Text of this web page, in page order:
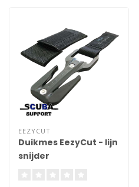
EEZYCUT
Duikmes EezyCut - lijn
snijder